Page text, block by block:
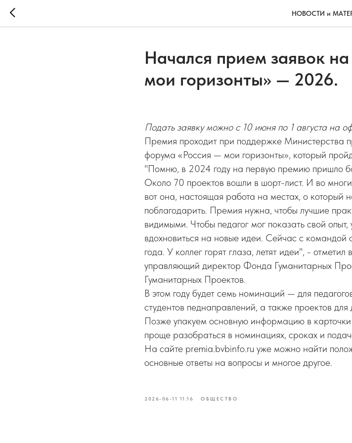
НОВОСТИ и
Начался прием заявок
мои горизонты» — 2026.
Подать заявку можно с 10 июня по 1 августа на
Премия проходит при поддержке Министерства
форума «Россия — мои горизонты», который
"Помню, в 2024 году на первую премию пришло
Около 70 проектов вошли в шорт-лист. И во
вот она, настоящая работа на местах, о который
поблагодарить. Премия нужна, чтобы лучшие
видимыми. Чтобы педагог мог показать свой опыт,
вдохновиться на новые идеи. Сейчас с
года. У коллег горят глаза, летят идеи", -
управляющий директор Фонда Гуманитарных
Гуманитарных Проектов.
В этом году будет семь номинаций — для
студентов педнаправлений, а также проектов
Позже упакуем основную информацию в
проще разобраться в номинациях, сроках и
На сайте premia.bvbinfo.ru уже можно найти
основные ответы на вопросы и многое другое.
2026-06-11 11:16 ОБЩЕСТВО